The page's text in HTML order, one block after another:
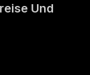
Und